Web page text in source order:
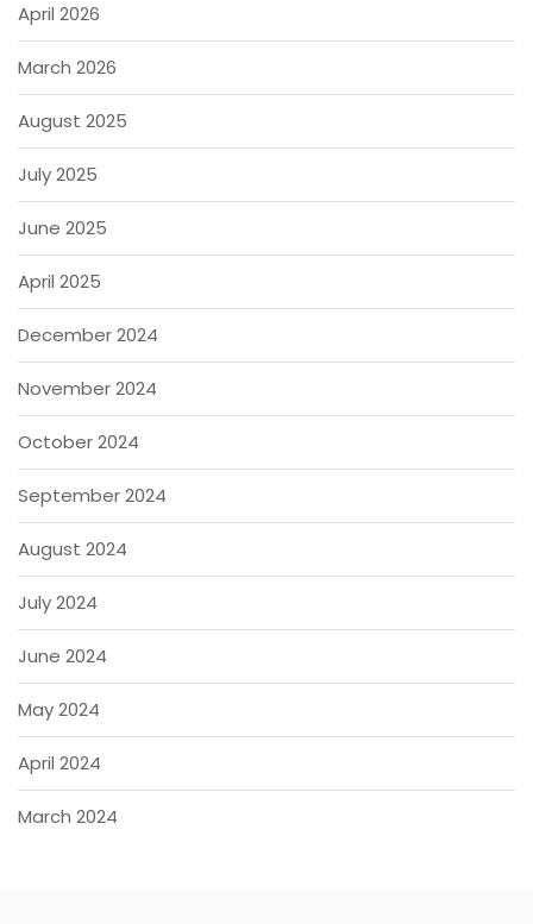
April 2026
March 2026
August 2025
July 2025
June 2025
April 2025
December 2024
November 2024
October 2024
September 2024
August 2024
July 2024
June 2024
May 2024
April 2024
March 2024